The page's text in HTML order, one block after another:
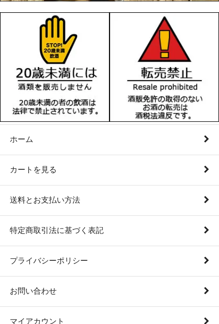
ホーム
カートを見る
送料とお支払い方法
特定商取引法に基づく表記
プライバシーポリシー
お問い合わせ
マイアカウント